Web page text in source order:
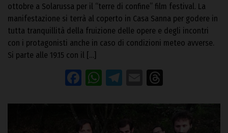
ottobre a Solarussa per il “terre di confine” film festival. La
manifestazione si terrà al coperto in Casa Sanna per godere in
tutta tranquillità della fruizione delle opere e degli incontri
con i protagonisti anche in caso di condizioni meteo avverse.
Si parte alle 19.15 con il […]
Facebook
WhatsApp
Telegram
Email